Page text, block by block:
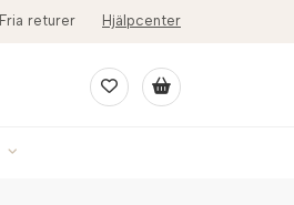
Fria returer Hjälpcenter